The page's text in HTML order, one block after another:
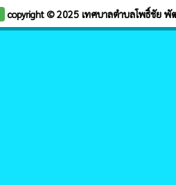
copyright © 2025 เทศบาลตำบลโพธิ์ชัย พั